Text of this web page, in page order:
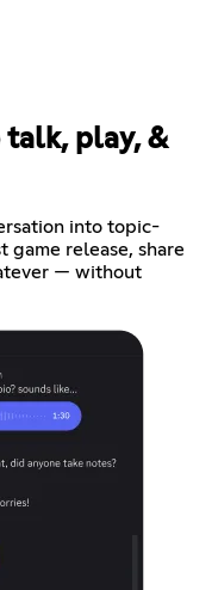
talk, play, &
into topic-
game release, share
— without